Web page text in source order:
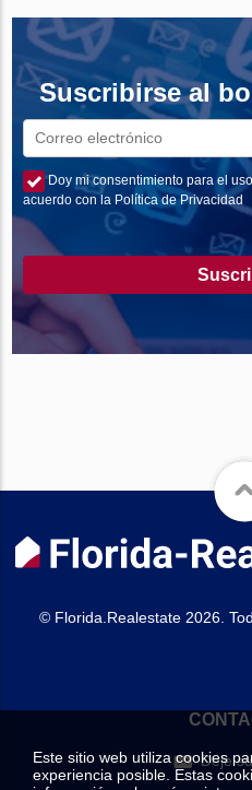
Suscribirse al
Doy mi consentimiento para el
acuerdo con la Política de Privacidad
© Florida.Realestate 2026.
Deje
Este sitio web utiliza cookies
experiencia posible. Estas